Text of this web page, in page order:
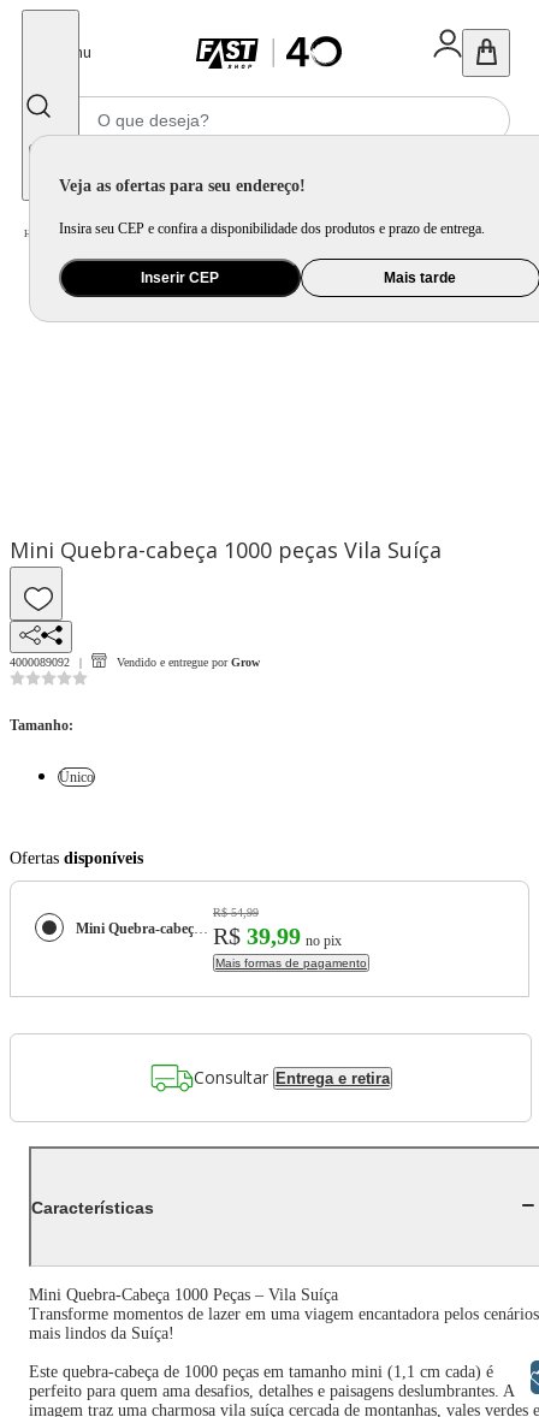
Menu
Veja as ofertas para seu endereço!
Insira seu CEP e confira a disponibilidade dos produtos e prazo de entrega.
Inserir CEP Mais tarde
Home Brinquedo e Colecionável / Jogo e Quebra-Cabeça
Mini Quebra-cabeça 1000 peças Vila Suíça
4000089092 Vendido e entregue por Grow
Tamanho:
Único
Ofertas disponíveis
Mini Quebra-cabeça 1000 peças Vila Suíça
R$ 54,99
R$ 39,99 no pix
Mais formas de pagamento
Consultar Entrega e retira
Características
Mini Quebra-Cabeça 1000 Peças – Vila Suíça
Transforme momentos de lazer em uma viagem encantadora pelos cenários
mais lindos da Suíça!
Este quebra-cabeça de 1000 peças em tamanho mini (1,1 cm cada) é
perfeito para quem ama desafios, detalhes e paisagens deslumbrantes. A
imagem traz uma charmosa vila suíça cercada de montanhas, vales verdes e
Libras